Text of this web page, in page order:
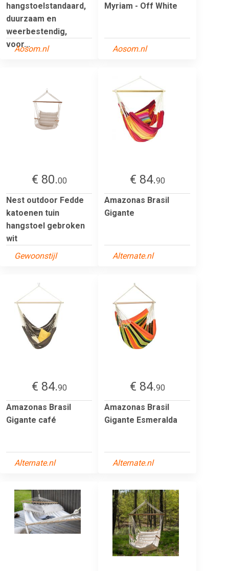
hangstoelstandaard,
duurzaam en
weerbestendig,
voor...
Aosom.nl
Myriam - Off White
Aosom.nl
€ 80.00
Nest outdoor Fedde
katoenen tuin
hangstoel gebroken
wit
Gewoonstijl
€ 84.90
Amazonas Brasil
Gigante
Alternate.nl
€ 84.90
Amazonas Brasil
Gigante café
Alternate.nl
€ 84.90
Amazonas Brasil
Gigante Esmeralda
Alternate.nl